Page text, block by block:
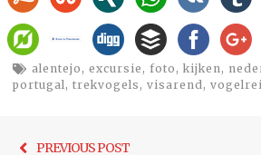
alentejo , excursie , foto , kijken ,
portugal , trekvogels , visarend ,
PREVIOUS POST